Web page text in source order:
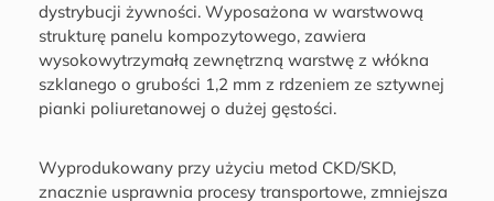
dystrybucji żywności. Wyposażona w warstwową
strukturę panelu kompozytowego, zawiera
wysokowytrzymałą zewnętrzną warstwę z włókna
szklanego o grubości 1,2 mm z rdzeniem ze sztywnej
pianki poliuretanowej o dużej gęstości.
Wyprodukowany przy użyciu metod CKD/SKD,
znacznie usprawnia procesy transportowe, zmniejsza